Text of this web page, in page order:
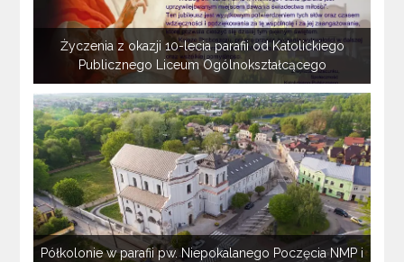
Życzenia z okazji 10-lecia parafii od Katolickiego
Publicznego Liceum Ogólnokształcącego
Półkolonie w parafii pw. Niepokalanego Poczęcia NMP i